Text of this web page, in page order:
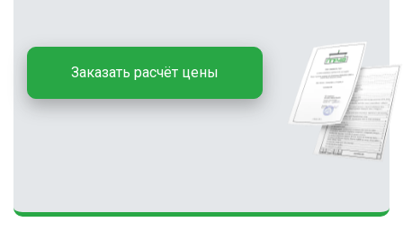
Заказать расчёт цены